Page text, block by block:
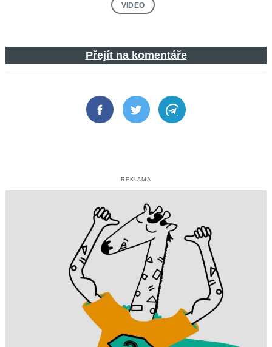
VIDEO
Přejít na komentáře
FacebookTwitter Telegram
REKLAMA